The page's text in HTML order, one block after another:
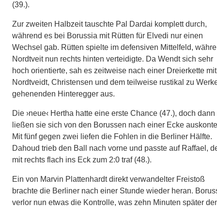
(39.).
Zur zweiten Halbzeit tauschte Pal Dardai komplett durch,
während es bei Borussia mit Rütten für Elvedi nur einen
Wechsel gab. Rütten spielte im defensiven Mittelfeld,
Nordtveit nun rechts hinten verteidigte. Da Wendt sich sehr
hoch orientierte, sah es zeitweise nach einer Dreierkette mit
Nordtveidt, Christensen und dem teilweise rustikal zu
gehenenden Hinteregger aus.
Die ›neue‹ Hertha hatte eine erste Chance (47.), doch dann
ließen sie sich von den Borussen nach einer Ecke
Mit fünf gegen zwei liefen die Fohlen in die Berliner Hälfte.
Dahoud trieb den Ball nach vorne und passte auf Raffael,
mit rechts flach ins Eck zum 2:0 traf (48.).
Ein von Marvin Plattenhardt direkt verwandelter Freistoß
brachte die Berliner nach einer Stunde wieder heran.
verlor nun etwas die Kontrolle, was zehn Minuten später